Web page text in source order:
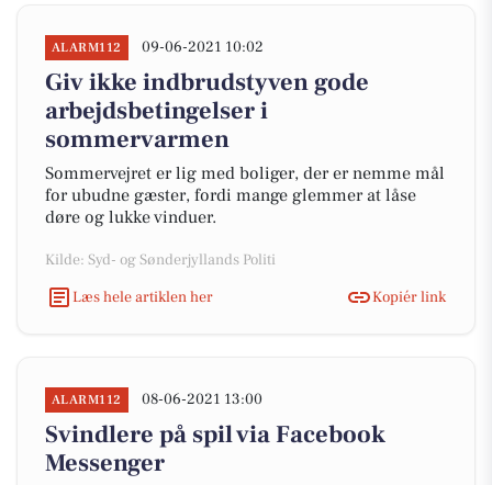
ALARM112 09-06-2021 10:02
Giv ikke indbrudstyven gode
arbejdsbetingelser i
sommervarmen
Sommervejret er lig med boliger, der er nemme mål
for ubudne gæster, fordi mange glemmer at låse
døre og lukke vinduer.
Kilde: Syd- og Sønderjyllands Politi
Læs hele artiklen her
Kopiér link
ALARM112 08-06-2021 13:00
Svindlere på spil via Facebook
Messenger